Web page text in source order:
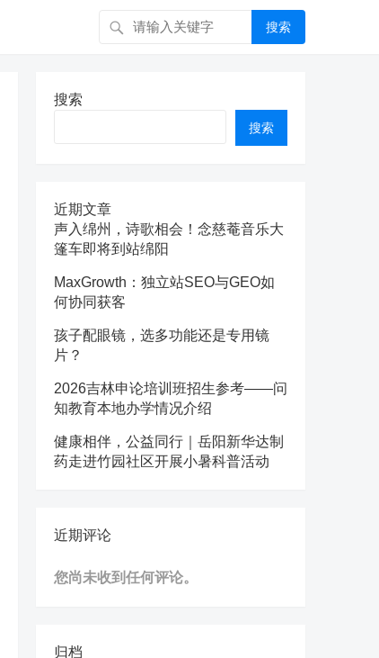
搜索
搜索
搜索
近期文章
声入绵州，诗歌相会！念慈菴音乐大
篷车即将到站绵阳
MaxGrowth：独立站SEO与GEO如
何协同获客
孩子配眼镜，选多功能还是专用镜
片？
2026吉林申论培训班招生参考——问
知教育本地办学情况介绍
健康相伴，公益同行｜岳阳新华达制
药走进竹园社区开展小暑科普活动
近期评论
您尚未收到任何评论。
归档